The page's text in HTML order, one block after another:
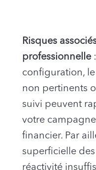
Risques
professionnelle:
configuration,
non pertinents
suivi peuvent
votre
financier. Par
superficielle
réactivité